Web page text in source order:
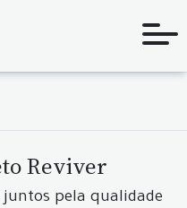
Reviver
juntos pela qualidade